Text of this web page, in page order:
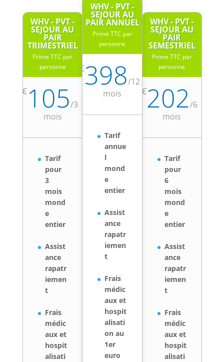
WHV - PVT -
SEJOUR AU
PAIR
TRIMESTRIEL
Prime TTC par
personne
€ 105/3
mois
Tarif
pour
3
mois
mond
e
entier
Assist
ance
rapatr
iemen
t
Frais
médic
aux et
hospit
alisati
WHV - PVT -
SEJOUR AU
PAIR ANNUEL
Prime TTC par
personne
€398/12
mois
Tarif
annue
l
mond
e
entier
Assist
ance
rapatr
iemen
t
Frais
médic
aux et
hospit
alisati
on au
1er
euro
WHV - PVT -
SEJOUR AU
PAIR
SEMESTRIEL
Prime TTC par
personne
€202/6
mois
Tarif
pour
6
mois
mond
e
entier
Assist
ance
rapatr
iemen
t
Frais
médic
aux et
hospit
alisati